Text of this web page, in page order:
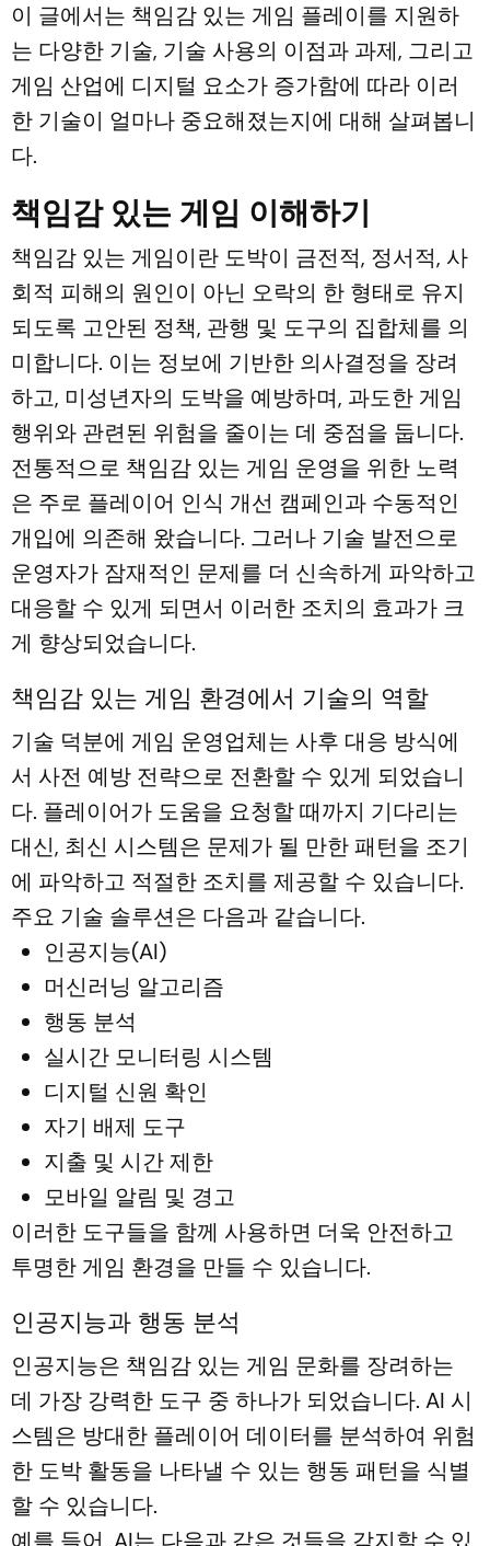
이 글에서는 책임감 있는 게임 플레이를 지원하
는 다양한 기술, 기술 사용의 이점과 과제, 그리고
게임 산업에 디지털 요소가 증가함에 따라 이러
한 기술이 얼마나 중요해졌는지에 대해 살펴봅니
다.
책임감 있는 게임 이해하기
책임감 있는 게임이란 도박이 금전적, 정서적, 사
회적 피해의 원인이 아닌 오락의 한 형태로 유지
되도록 고안된 정책, 관행 및 도구의 집합체를 의
미합니다. 이는 정보에 기반한 의사결정을 장려
하고, 미성년자의 도박을 예방하며, 과도한 게임
행위와 관련된 위험을 줄이는 데 중점을 둡니다.
전통적으로 책임감 있는 게임 운영을 위한 노력
은 주로 플레이어 인식 개선 캠페인과 수동적인
개입에 의존해 왔습니다. 그러나 기술 발전으로
운영자가 잠재적인 문제를 더 신속하게 파악하고
대응할 수 있게 되면서 이러한 조치의 효과가 크
게 향상되었습니다.
책임감 있는 게임 환경에서 기술의 역할
기술 덕분에 게임 운영업체는 사후 대응 방식에
서 사전 예방 전략으로 전환할 수 있게 되었습니
다. 플레이어가 도움을 요청할 때까지 기다리는
대신, 최신 시스템은 문제가 될 만한 패턴을 조기
에 파악하고 적절한 조치를 제공할 수 있습니다.
주요 기술 솔루션은 다음과 같습니다.
인공지능(AI)
머신러닝 알고리즘
행동 분석
실시간 모니터링 시스템
디지털 신원 확인
자기 배제 도구
지출 및 시간 제한
모바일 알림 및 경고
이러한 도구들을 함께 사용하면 더욱 안전하고
투명한 게임 환경을 만들 수 있습니다.
인공지능과 행동 분석
인공지능은 책임감 있는 게임 문화를 장려하는
데 가장 강력한 도구 중 하나가 되었습니다. AI 시
스템은 방대한 플레이어 데이터를 분석하여 위험
한 도박 활동을 나타낼 수 있는 행동 패턴을 식별
할 수 있습니다.